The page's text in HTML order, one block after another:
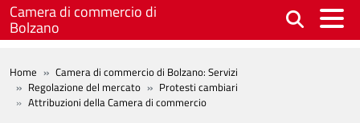
Salta al contenuto principale
Camera di commercio di
Bolzano
BREADCRUMB
Home
Camera di commercio di Bolzano: Servizi
Regolazione del mercato
Protesti cambiari
Attribuzioni della Camera di commercio